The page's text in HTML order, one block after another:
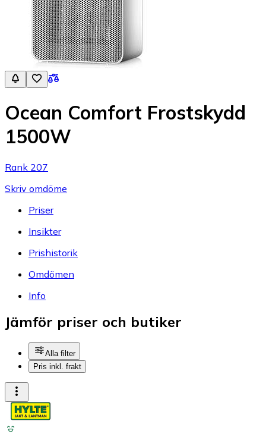
Ocean Comfort Frostskydd
1500W
Rank 207
Skriv omdöme
Priser
Insikter
Prishistorik
Omdömen
Info
Jämför priser och butiker
Alla filter
Pris inkl. frakt